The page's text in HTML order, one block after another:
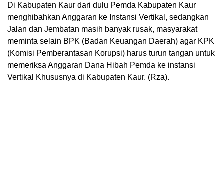
Di Kabupaten Kaur dari dulu Pemda Kabupaten Kaur
menghibahkan Anggaran ke Instansi Vertikal, sedangkan
Jalan dan Jembatan masih banyak rusak, masyarakat
meminta selain BPK (Badan Keuangan Daerah) agar KPK
(Komisi Pemberantasan Korupsi) harus turun tangan untuk
memeriksa Anggaran Dana Hibah Pemda ke instansi
Vertikal Khususnya di Kabupaten Kaur. (Rza).